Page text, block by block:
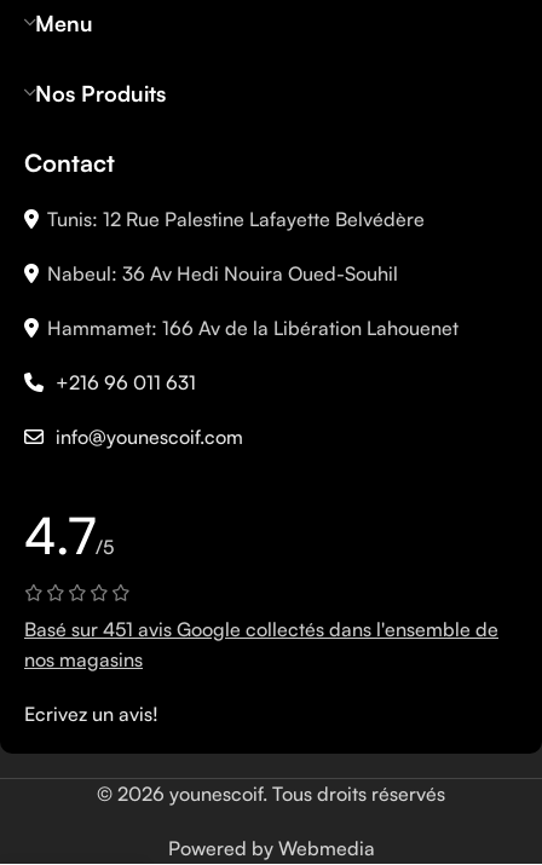
Menu
Nos Produits
Contact
Tunis: 12 Rue Palestine Lafayette Belvédère
Nabeul: 36 Av Hedi Nouira Oued-Souhil
Hammamet: 166 Av de la Libération Lahouenet
+216 96 011 631
info@younescoif.com
4.7/5
Basé sur 451 avis Google collectés dans l'ensemble de
nos magasins
Ecrivez un avis!
© 2026 younescoif. Tous droits réservés
Powered by Webmedia